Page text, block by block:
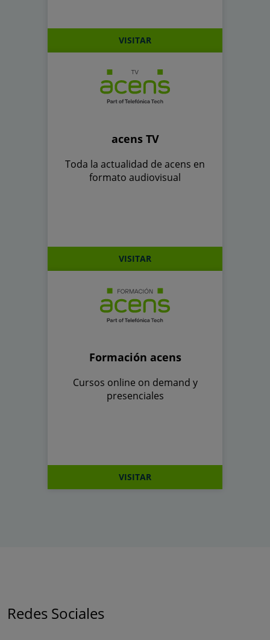
VISITAR
acens TV
Toda la actualidad de acens en
formato audiovisual
VISITAR
Formación acens
Cursos online on demand y
presenciales
VISITAR
Redes Sociales